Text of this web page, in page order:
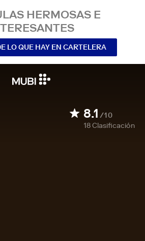
HERMOSAS E
LO QUE HAY EN CARTELERA
8.1 /10
18Clasificación